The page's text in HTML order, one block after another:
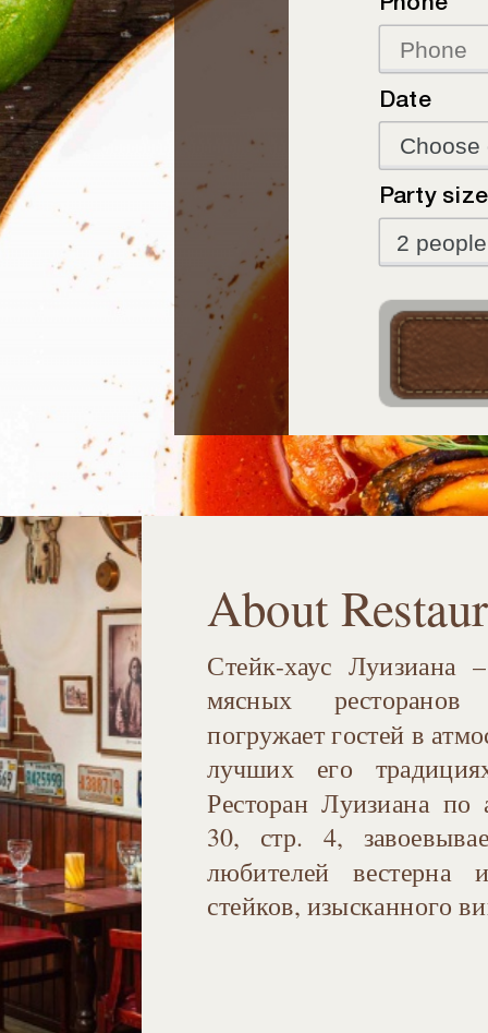
Date
Party
About
Стейк-хаус Луизиана
мясных
погружает гостей в
лучших его
Ресторан Луизиана по
30, стр. 4,
любителей вестерна
стейков, изысканного